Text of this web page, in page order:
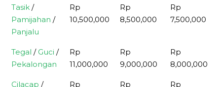
Tasik /
Pamijahan /
Panjalu
Rp
10,500,000
Rp
8,500,000
Rp
7,500,000
Tegal / Guci /
Pekalongan
Rp
11,000,000
Rp
9,000,000
Rp
8,000,000
Cilacap / Rp Rp Rp